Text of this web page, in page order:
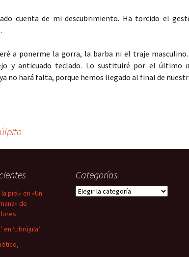
21. Una
23. ¿Truco o
Grecos
cuenta de mi descubrimiento. Ha torcido el
a ponerme la gorra, la barba ni el traje
y anticuado teclado. Lo sustituiré por el último
no hará falta, porque hemos llegado al final de
piel» en «Un
de
en ‘Librújula’
Categorías
Categorías